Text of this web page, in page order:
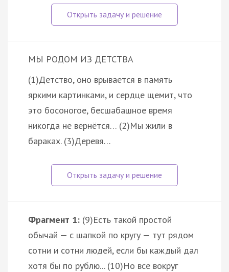
МЫ РОДОМ ИЗ ДЕТСТВА
(1)Детство, оно врывается в память
яркими картинками, и сердце щемит, что
это босоногое, бесшабашное время
никогда не вернётся… (2)Мы жили в
бараках. (3)Деревя…
Фрагмент 1: (9)Есть такой простой
обычай — с шапкой по кругу — тут рядом
сотни и сотни людей, если бы каждый дал
хотя бы по рублю... (10)Но все вокруг